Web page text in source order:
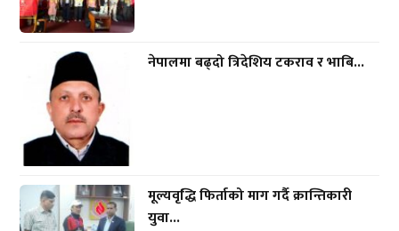
नेपालमा बढ्दो त्रिदेशिय टकराव र भाबि...
मूल्यवृद्धि फिर्ताको माग गर्दै क्रान्तिकारी
युवा...